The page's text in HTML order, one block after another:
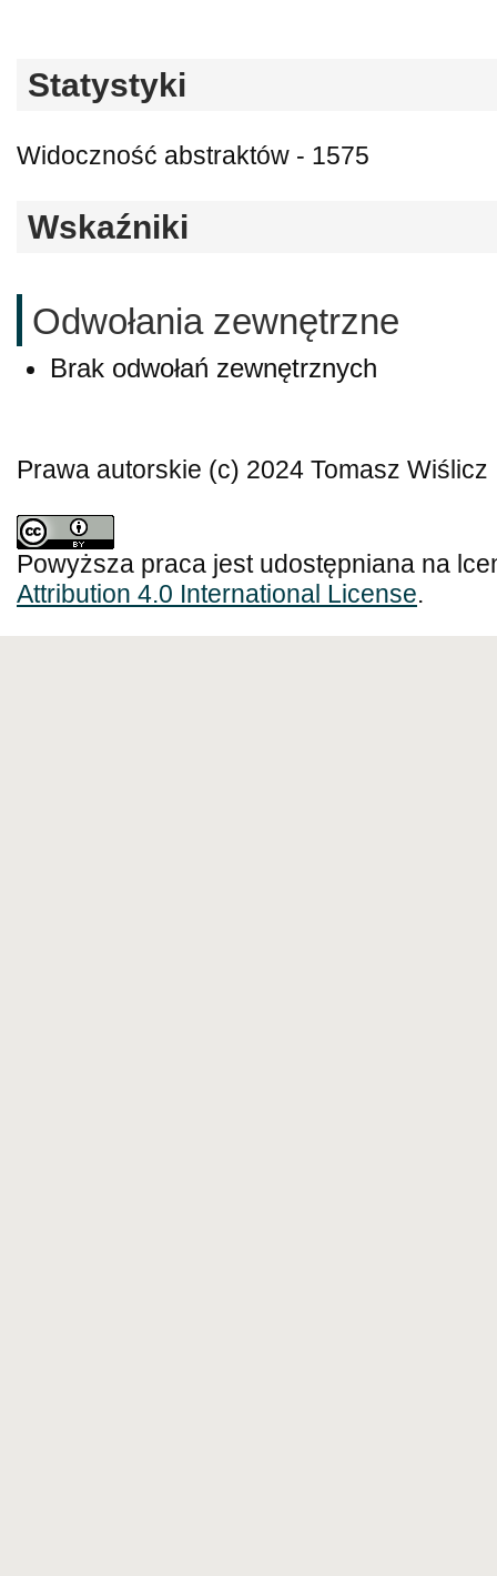
Statystyki
Widoczność abstraktów - 1575
Wskaźniki
Odwołania zewnętrzne
Brak odwołań zewnętrznych
Prawa autorskie (c) 2024 Tomasz Wiślicz
Powyższa praca jest udostępniana na
Attribution 4.0 International License.